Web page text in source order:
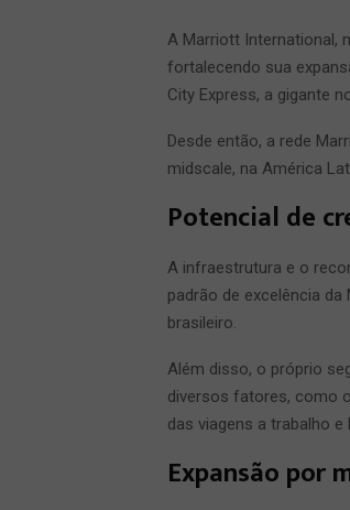
A Marriott International,
fortalecendo sua
City Express, a gigante
Desde então, a rede
midscale, na América
Potencial de
A infraestrutura e o
padrão de excelência
brasileiro.
Além disso, o próprio
diversos fatores, como
das viagens a trabalho
Expansão por